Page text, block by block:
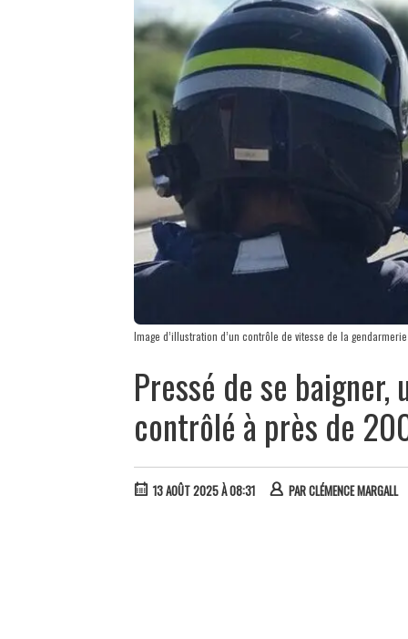
Image d’illustration d’un contrôle de vitesse de la gendarmerie
Pressé de se baigner,
contrôlé à près de
13 AOÛT 2025 À 08:31 PARCLÉMENCE MARGALL